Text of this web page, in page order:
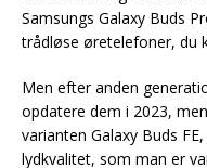
Samsungs Galaxy Buds
trådløse øretelefoner, du
Men efter anden
opdatere dem i 2023,
varianten Galaxy Buds
lydkvalitet, som man er